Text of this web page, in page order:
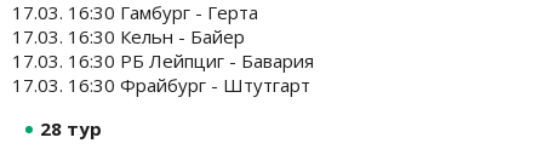
17.03. 16:30 Гамбург - Герта
17.03. 16:30 Кельн - Байер
17.03. 16:30 РБ Лейпциг - Бавария
17.03. 16:30 Фрайбург - Штутгарт
28 тур